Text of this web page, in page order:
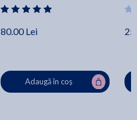
80.00 Lei
Adaugă în coș